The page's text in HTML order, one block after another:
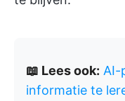
📖 Lees ook: AI-
informatie te